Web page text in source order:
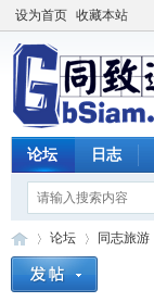
设为首页 收藏本站
论坛 日志
论坛 同志旅游